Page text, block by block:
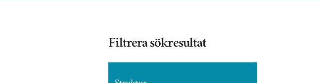
Filtrera sökresultat